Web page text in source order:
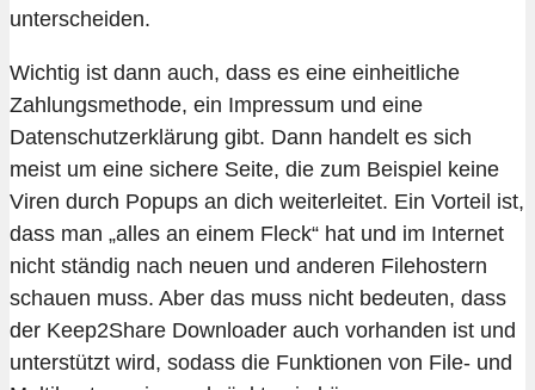
unterscheiden.
Wichtig ist dann auch, dass es eine einheitliche
Zahlungsmethode, ein Impressum und eine
Datenschutzerklärung gibt. Dann handelt es sich
meist um eine sichere Seite, die zum Beispiel keine
Viren durch Popups an dich weiterleitet. Ein Vorteil ist,
dass man „alles an einem Fleck“ hat und im Internet
nicht ständig nach neuen und anderen Filehostern
schauen muss. Aber das muss nicht bedeuten, dass
der Keep2Share Downloader auch vorhanden ist und
unterstützt wird, sodass die Funktionen von File- und